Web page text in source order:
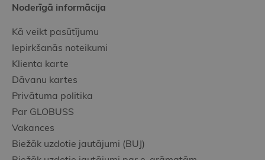
Noderīgā informācija
Kā veikt pasūtījumu
Iepirkšanās noteikumi
Klienta karte
Dāvanu kartes
Privātuma politika
Par GLOBUSS
Vakances
Biežāk uzdotie jautājumi (BUJ)